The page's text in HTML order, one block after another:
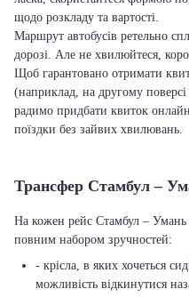
щодо розкладу та вартості.
Маршрут автобусів ретельно
дорозі. Але не хвилюйтеся,
Щоб гарантовано отримати
(наприклад, на другому
радимо придбати квиток онлайн
поїздки без зайвих хвилювань.
Трансфер Стамбул –
На кожен рейс Стамбул – Умань
повним набором зручностей:
- крісла, в яких хочеться
можливість відкинутися